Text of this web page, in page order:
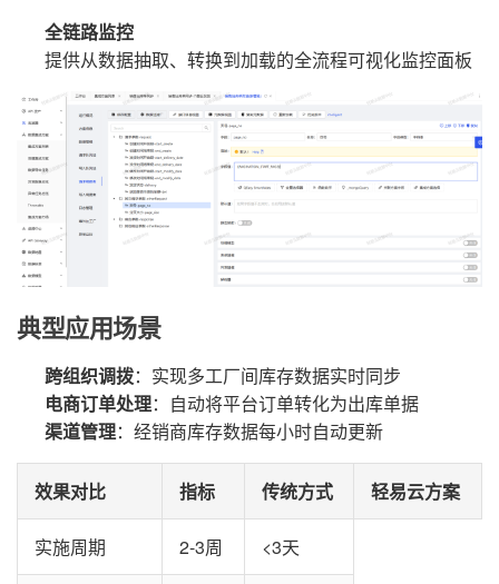
全链路监控
提供从数据抽取、转换到加载的全流程可视化监控面板
典型应用场景
跨组织调拨：实现多工厂间库存数据实时同步
电商订单处理：自动将平台订单转化为出库单据
渠道管理：经销商库存数据每小时自动更新
效果对比 指标 传统方式 轻易云方案
实施周期 2-3周 <3天